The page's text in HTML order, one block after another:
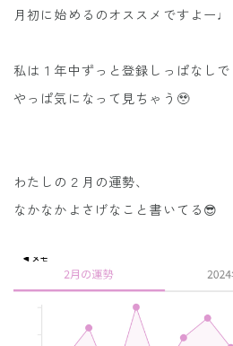
月初に始めるのオススメですよー♩
私は１年中ずっと登録しっぱなしで
やっぱ気になって見ちゃう🥹
わたしの２月の運勢、
なかなかよさげなこと書いてる😎